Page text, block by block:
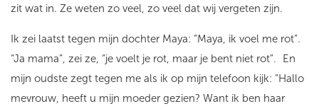
zit wat in. Ze weten zo veel, zo veel dat wij vergeten zijn.
Ik zei laatst tegen mijn dochter Maya: “Maya, ik voel me rot”.
“Ja mama”, zei ze, “je voelt je rot, maar je bent niet rot”.
En
mijn oudste zegt tegen me als ik op mijn telefoon kijk: “Hallo
mevrouw, heeft u mijn moeder gezien? Want ik ben haar